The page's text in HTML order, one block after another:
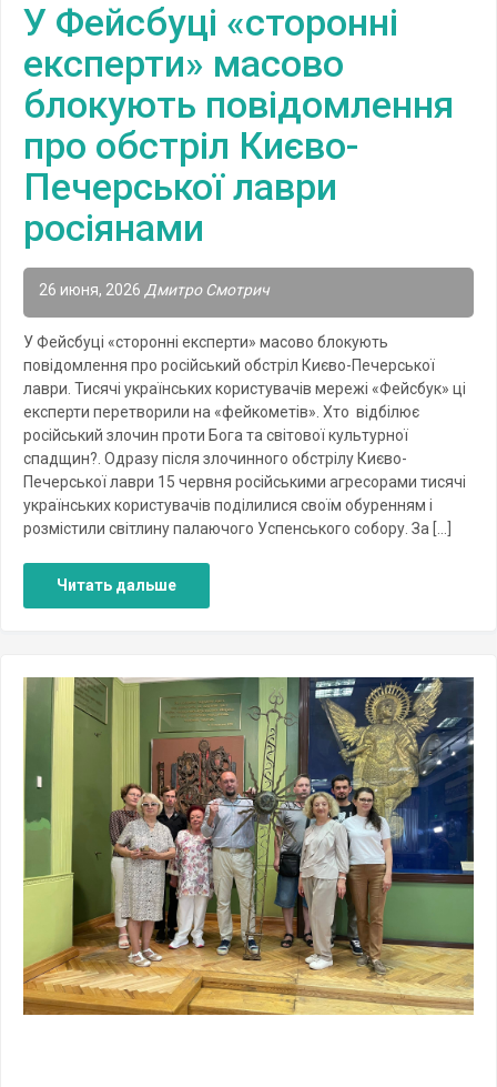
У Фейсбуці «сторонні
експерти» масово
блокують повідомлення
про обстріл Києво-
Печерської лаври
росіянами
26 июня, 2026 Дмитро Смотрич
У Фейсбуці «сторонні експерти» масово блокують
повідомлення про російський обстріл Києво-Печерської
лаври. Тисячі українських користувачів мережі «Фейсбук» ці
експерти перетворили на «фейкометів». Хто відбілює
російський злочин проти Бога та світової культурної
спадщин?. Одразу після злочинного обстрілу Києво-
Печерської лаври 15 червня російськими агресорами тисячі
українських користувачів поділилися своїм обуренням і
розмістили світлину палаючого Успенського собору. За […]
Читать дальше